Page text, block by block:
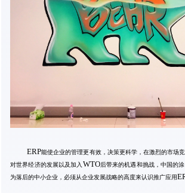
ERP能使企业的管理更有效，决策更科学，在激烈的市场
对世界经济的发展以及加入 WTO后带来的机遇和挑战，中国的
为落后的中小企业，必须从企业发展战略的高度来认识推广应用